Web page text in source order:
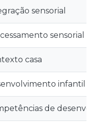
sensorial
sensorial
casa
infantil
de